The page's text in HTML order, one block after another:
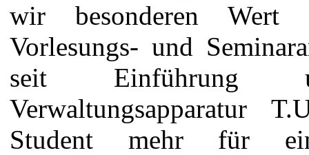
wir besonderen Wert
Vorlesungs- und
seit Einführung
Verwaltungsapparatur
Student mehr für